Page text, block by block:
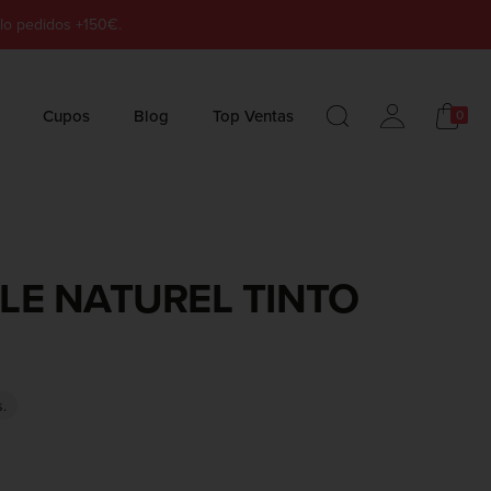
pedidos +150€.
Cupos Blog Top Ventas 0
NATUREL TINTO